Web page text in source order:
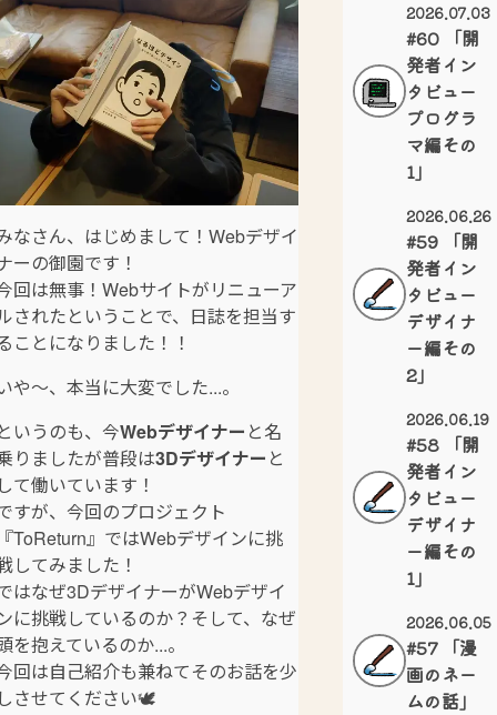
なさん、はじめまして！Webデザイ
ーの御園です！
回は無事！Webサイトがリニューア
されたということで、日誌を担当す
ことになりました！！
や～、本当に大変でした...。
いうのも、今Webデザイナー と名
りましたが普段は3Dデザイナー と
て働いています！
すが、今回のプロジェクト
ToReturn』ではWebデザインに挑
してみました！
はなぜ3DデザイナーがWebデザイ
に挑戦しているのか？そして、なぜ
を抱えているのか...。
回は自己紹介も兼ねてそのお話を少
させてください🕊️
2026.07.03
#60 「開
発者イン
タビュー
プログラ
マ編その
1」
2026.06.26
#59 「開
発者イン
タビュー
デザイナ
ー編その
2」
2026.06.19
#58 「開
発者イン
タビュー
デザイナ
ー編その
1」
2026.06.05
#57 「漫
画のネー
ムの話」